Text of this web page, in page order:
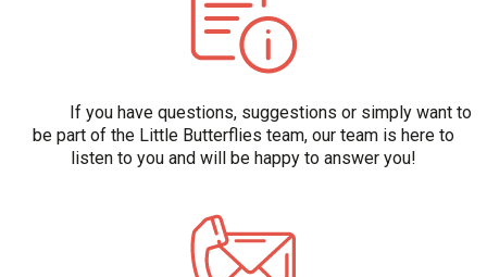
If you have questions, suggestions or simply want to
be part of the Little Butterflies team, our team is here to
listen to you and will be happy to answer you!